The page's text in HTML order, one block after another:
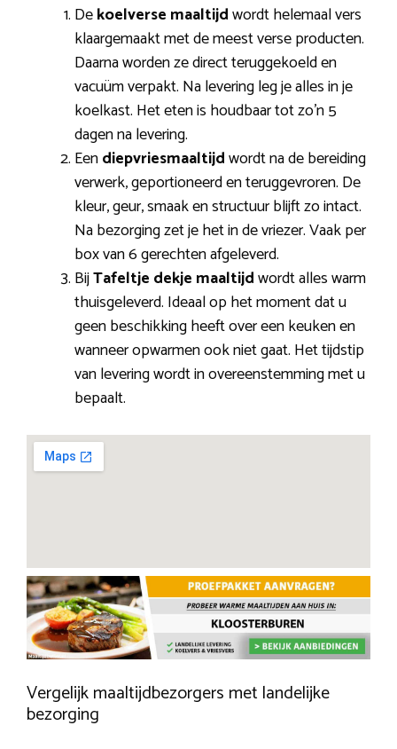
Dekoelverse maaltijdwordt helemaal vers
klaargemaakt met de meest verse producten.
Daarna worden ze direct teruggekoeld en
vacuüm verpakt. Na levering leg je alles in je
koelkast. Het eten is houdbaar tot zo’n 5
dagen na levering.
Eendiepvriesmaaltijdwordt na de bereiding
verwerk, geportioneerd en teruggevroren. De
kleur, geur, smaak en structuur blijft zo intact.
Na bezorging zet je het in de vriezer. Vaak per
box van 6 gerechten afgeleverd.
BijTafeltje dekje maaltijdwordt alles warm
thuisgeleverd. Ideaal op het moment dat u
geen beschikking heeft over een keuken en
wanneer opwarmen ook niet gaat. Het tijdstip
van levering wordt in overeenstemming met u
bepaalt.
Vergelijk maaltijdbezorgers met landelijke
bezorging